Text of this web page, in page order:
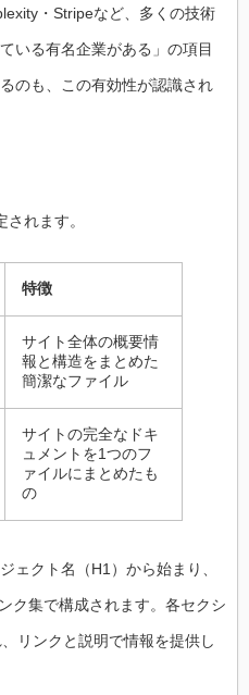
・Stripeなど、多くの技術
いる有名企業がある」の項目
のも、この有効性が認識され
れます。
特徴
サイト全体の概要情
報と構造をまとめた
簡潔なファイル
サイトの完全なドキ
ュメントを1つのフ
ァイルにまとめたも
の
ェクト名（H1）から始まり、
ク集で構成されます。各セクシ
リンクと説明で情報を提供し